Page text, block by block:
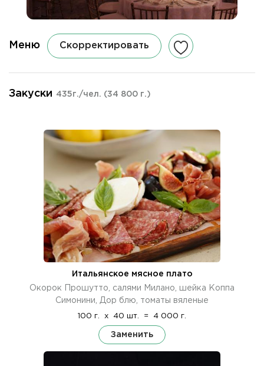
Меню Скорректировать
Закуски 435г./чел. (34 800 г.)
Итальянское мясное плато
Окорок Прошутто, салями Милано, шейка Коппа
Симонини, Дор блю, томаты вяленые
100 г. x 40 шт. = 4 000 г.
Заменить